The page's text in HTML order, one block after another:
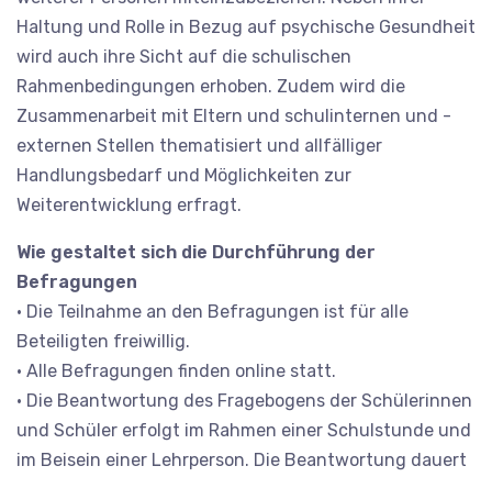
Haltung und Rolle in Bezug auf psychische Gesundheit
wird auch ihre Sicht auf die schulischen
Rahmenbedingungen erhoben. Zudem wird die
Zusammenarbeit mit Eltern und schulinternen und -
externen Stellen thematisiert und allfälliger
Handlungsbedarf und Möglichkeiten zur
Weiterentwicklung erfragt.
Wie gestaltet sich die Durchführung der
Befragungen
• Die Teilnahme an den Befragungen ist für alle
Beteiligten freiwillig.
• Alle Befragungen finden online statt.
• Die Beantwortung des Fragebogens der Schülerinnen
und Schüler erfolgt im Rahmen einer Schulstunde und
im Beisein einer Lehrperson. Die Beantwortung dauert